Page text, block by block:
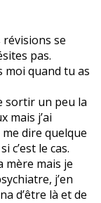
révisions se
pas.
moi quand tu as
sortir un peu la
mais j’ai
dire quelque
c’est le cas.
mère mais je
j’en
d’être là et de